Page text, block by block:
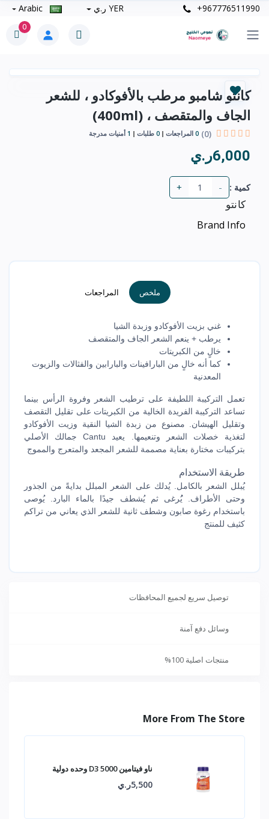
+967776511990 YER ر.ي
0
كانتو شامبو مرطب بالأفوكادو ، للشعر
الجاف والمتقصف ، (400ml)
(0)
0 المراجعات 0 طلبات 1 أمنيات مدرجة
6,000ر.ي
كمية : -
+
كانتو
Brand Info
ملخص المراجعات
غني بزيت الأفوكادو وزبدة الشيا
يرطب + ينعم الشعر الجاف والمتقصف
خالٍ من الكبريتات
كما أنه خالٍ من البارافينات والبارابين والفثالات والزيوت
المعدنية
تعمل التركيبة اللطيفة على ترطيب الشعر وفروة الرأس بينما
تساعد التركيبة الفريدة الخالية من الكبريتات على تقليل التقصف
وتقليل الهيشان. مصنوع من زبدة الشيا النقية وزيت الأفوكادو
لتغذية خصلات الشعر وتنعيمها. يعيد Cantu جمالك الأصلي
بتركيبات مختارة بعناية مصممة للشعر المجعد والمتعرج والمموج
طريقة الاستخدام
يُبلل الشعر بالكامل. يُدلك على الشعر المبلل بدايةً من الجذور
وحتى الأطراف. يُُرغى ثم يُشطف جيدًا بالماء البارد. يُوصى
باستخدام رغوة صابون وشطف ثانية للشعر الذي يعاني من تراكم
كثيف للمنتج
توصيل سريع لجميع المحافظات
وسائل دفع آمنة
منتجات اصلية 100%
More From The Store
ناو فيتامين D3 5000 وحده دولية
5,500ر.ي